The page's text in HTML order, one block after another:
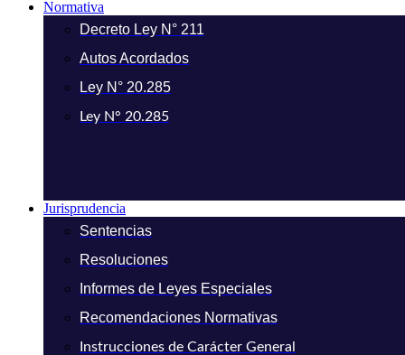
Normativa
Decreto Ley N° 211
Autos Acordados
Ley N° 20.285
Ley N° 20.285
Jurisprudencia
Sentencias
Resoluciones
Informes de Leyes Especiales
Recomendaciones Normativas
Instrucciones de Carácter General